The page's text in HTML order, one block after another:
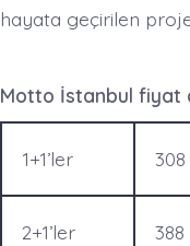
hayata geçirilen
Motto İstanbul fiyat
1+1’ler
2+1’ler